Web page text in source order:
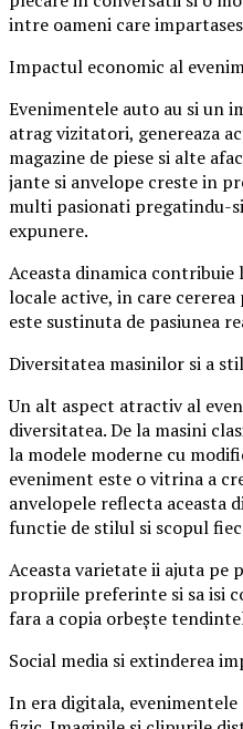
intre oameni care
Impactul economic al
Evenimentele auto au si un
atrag vizitatori, genereaza
magazine de piese si alte
jante si anvelope creste in
multi pasionati pregatindu-
expunere.
Aceasta dinamica
locale active, in care
este sustinuta de pasiunea
Diversitatea masinilor si a
Un alt aspect atractiv al
diversitatea. De la masini
la modele moderne cu
eveniment este o vitrina a
anvelopele reflecta aceasta
functie de stilul si scopul
Aceasta varietate ii ajuta pe
propriile preferinte si sa isi
fara a copia orbește
Social media si extinderea
In era digitala,